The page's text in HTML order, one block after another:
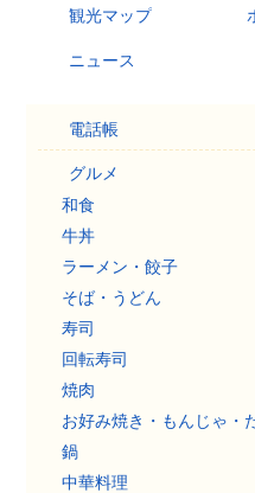
観光マップ
ニュース
電話帳
グルメ
和食
牛丼
ラーメン・餃子
そば・うどん
寿司
回転寿司
焼肉
お好み焼き・もんじゃ・
鍋
中華料理